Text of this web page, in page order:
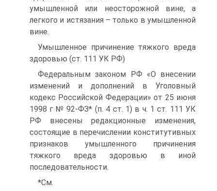
умышленной или неосторожной вине, а
легкого и истязания – только в умышленной
вине.
Умышленное причинение тяжкого вреда
здоровью (ст. 111 УК РФ)
Федеральным законом РФ «О внесении
изменений и дополнений в Уголовный
кодекс Российской Федерации» от 25 июня
1998 г № 92-ФЗ* (п. 4 ст. 1) в ч. 1 ст. 111 УК
РФ внесены редакционные изменения,
состоящие в перечислении конститутивных
признаков умышленного причинения
тяжкого вреда здоровью в иной
последовательности.
*См.